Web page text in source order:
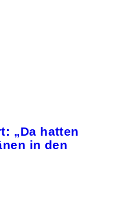
„Da hatten
in den